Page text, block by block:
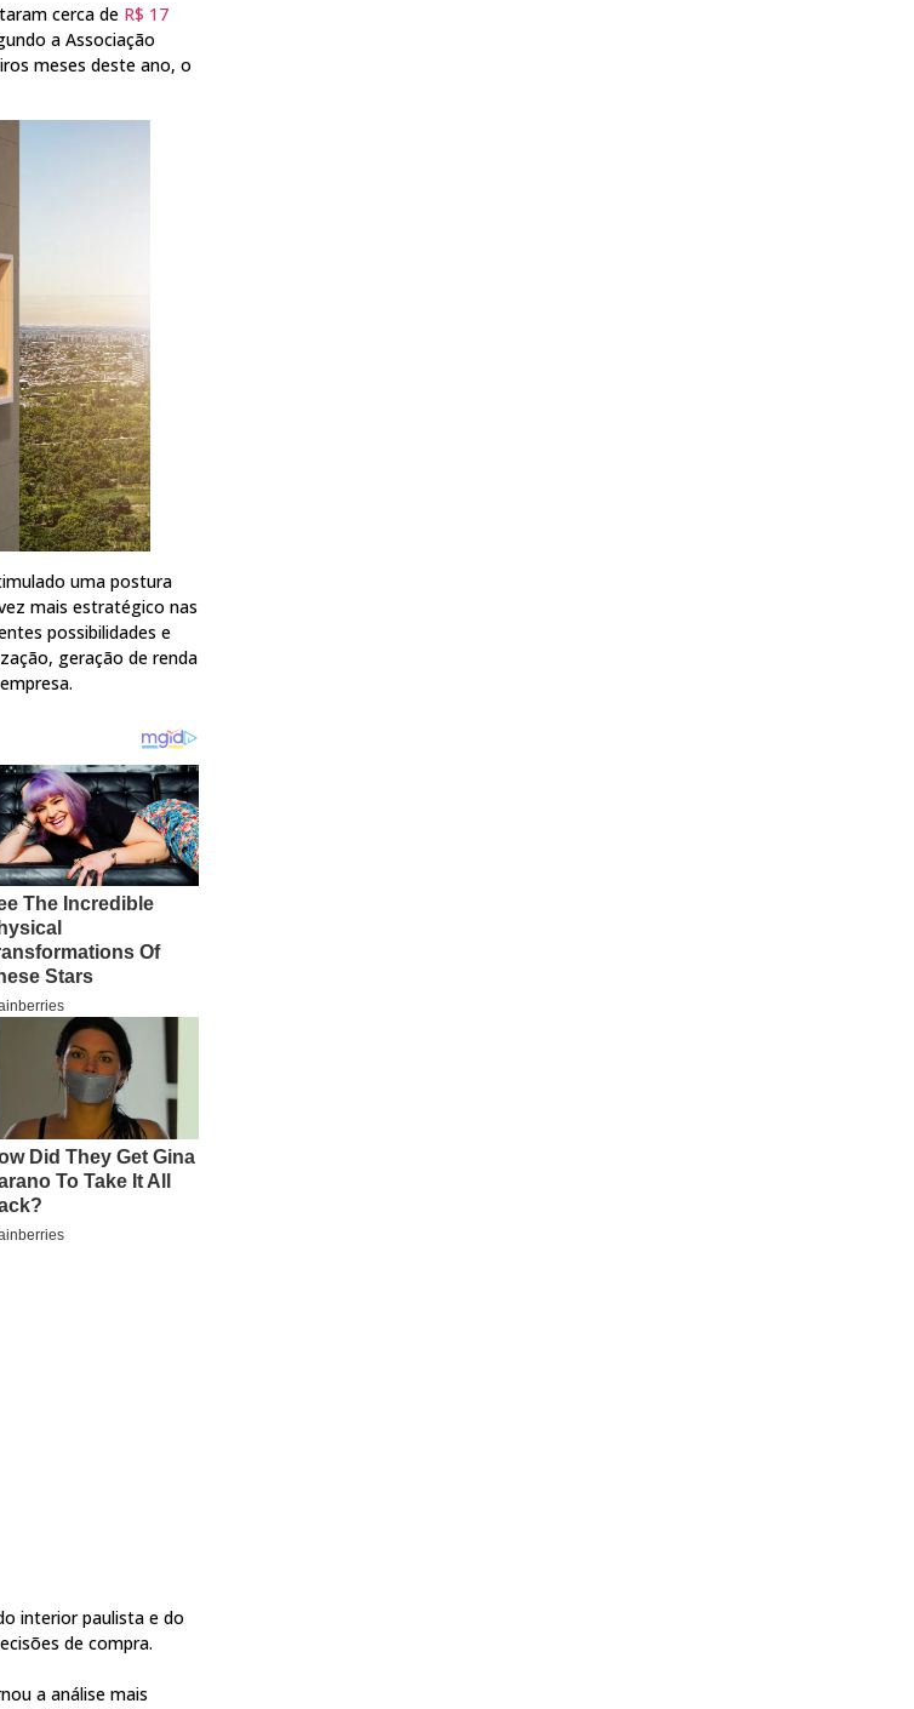
cerca de R$ 17
a Associação
meses deste ano, o
uma postura
mais estratégico nas
possibilidades e
geração de renda
interior paulista e do
de compra.
a análise mais